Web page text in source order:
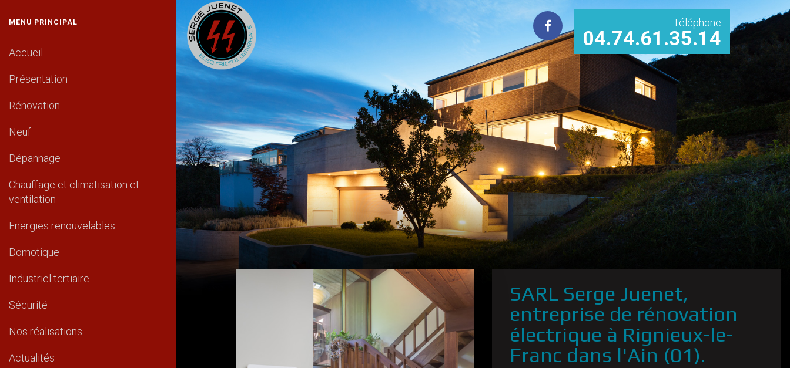
MENU PRINCIPAL
Accueil
Présentation
Rénovation
Neuf
Dépannage
Chauffage et climatisation et
ventilation
Energies renouvelables
Domotique
Industriel tertiaire
Sécurité
Nos réalisations
Actualités
Téléphone
04.74.61.35.14
SARL Serge Juenet,
entreprise de rénovation
électrique à Rignieux-le-
Franc dans l'Ain (01).